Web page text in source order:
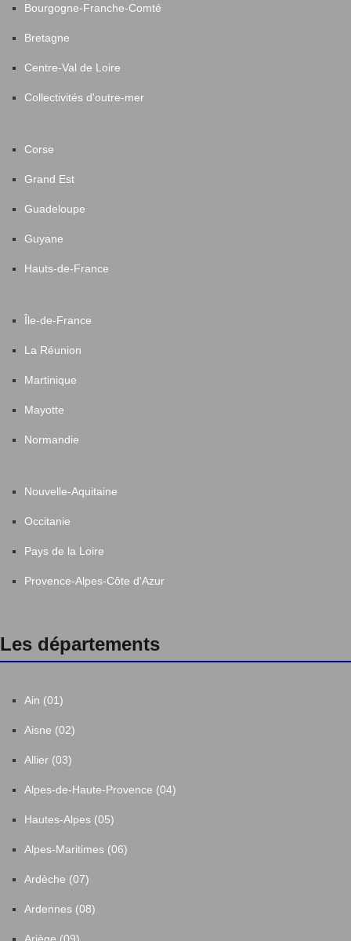
Bourgogne-Franche-Comté
Bretagne
Centre-Val de Loire
Collectivités d'outre-mer
Corse
Grand Est
Guadeloupe
Guyane
Hauts-de-France
Île-de-France
La Réunion
Martinique
Mayotte
Normandie
Nouvelle-Aquitaine
Occitanie
Pays de la Loire
Provence-Alpes-Côte d'Azur
Les départements
Ain (01)
Aisne (02)
Allier (03)
Alpes-de-Haute-Provence (04)
Hautes-Alpes (05)
Alpes-Maritimes (06)
Ardèche (07)
Ardennes (08)
Ariège (09)